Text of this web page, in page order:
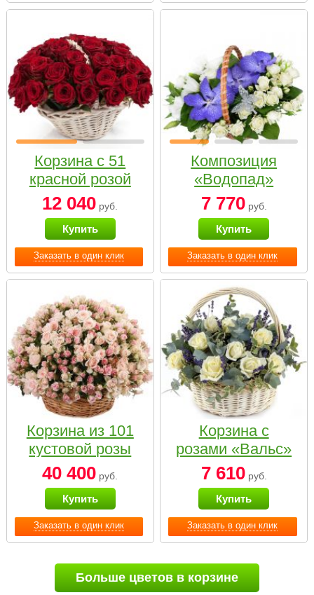
Заказать в один клик
Корзина с 51
красной розой
12 040 руб.
Купить
Заказать в один клик
Композиция
«Водопад»
7 770руб.
Купить
Заказать в один клик
Корзина из 101
кустовой розы
нежных тонов
40 400 руб.
Купить
Заказать в один клик
Корзина с
розами «Вальс»
7 610руб.
Купить
Больше цветов в корзине